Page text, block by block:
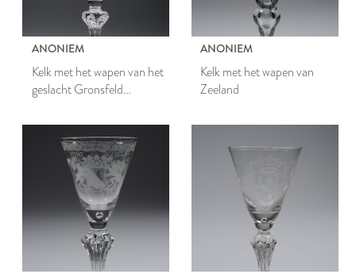
ANONIEM
Kelk met het wapen van het
geslacht Gronsfeld
ANONIEM
Kelk met het wapen van
Zeeland